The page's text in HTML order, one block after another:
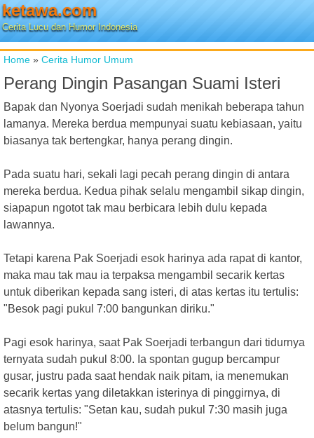
ketawa.com
Cerita Lucu dan Humor Indonesia
Home » Cerita Humor Umum
Perang Dingin Pasangan Suami Isteri
Bapak dan Nyonya Soerjadi sudah menikah beberapa tahun
lamanya. Mereka berdua mempunyai suatu kebiasaan, yaitu
biasanya tak bertengkar, hanya perang dingin.
Pada suatu hari, sekali lagi pecah perang dingin di antara
mereka berdua. Kedua pihak selalu mengambil sikap dingin,
siapapun ngotot tak mau berbicara lebih dulu kepada
lawannya.
Tetapi karena Pak Soerjadi esok harinya ada rapat di kantor,
maka mau tak mau ia terpaksa mengambil secarik kertas
untuk diberikan kepada sang isteri, di atas kertas itu tertulis:
"Besok pagi pukul 7:00 bangunkan diriku."
Pagi esok harinya, saat Pak Soerjadi terbangun dari tidurnya
ternyata sudah pukul 8:00. Ia spontan gugup bercampur
gusar, justru pada saat hendak naik pitam, ia menemukan
secarik kertas yang diletakkan isterinya di pinggirnya, di
atasnya tertulis: "Setan kau, sudah pukul 7:30 masih juga
belum bangun!"